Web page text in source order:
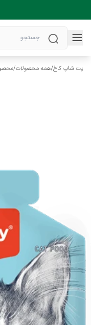
پت شاپ کاخ/همه محصولات/